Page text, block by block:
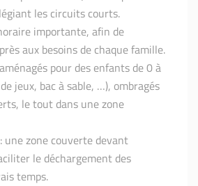
les circuits courts.
importante, afin de
aux besoins de chaque famille.
pour des enfants de 0 à
jeux, bac à sable, …), ombragés
le tout dans une zone
une zone couverte devant
le déchargement des
temps.